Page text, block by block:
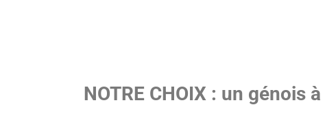
NOTRE CHOIX : un génois